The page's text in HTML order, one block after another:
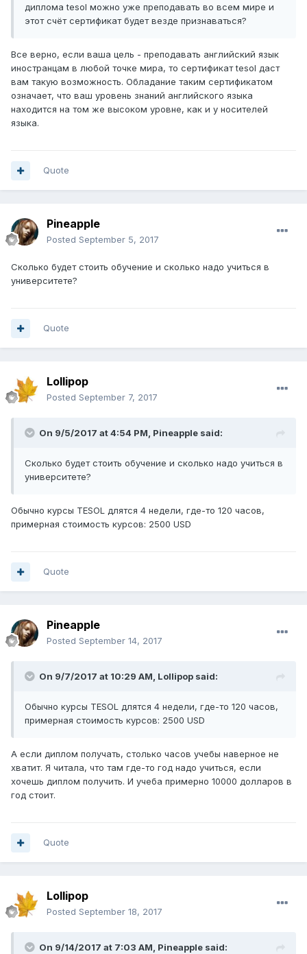
диплома tesol можно уже преподавать во всем мире и
этот счёт сертификат будет везде признаваться?
Все верно, если ваша цель - преподавать английский язык
иностранцам в любой точке мира, то сертификат tesol даст
вам такую возможность. Обладание таким сертификатом
означает, что ваш уровень знаний английского языка
находится на том же высоком уровне, как и у носителей
языка.
Quote
Pineapple
Posted September 5, 2017
Сколько будет стоить обучение и сколько надо учиться в
университете?
Quote
Lollipop
Posted September 7, 2017
On 9/5/2017 at 4:54 PM, Pineapple said:
Сколько будет стоить обучение и сколько надо учиться в
университете?
Обычно курсы TESOL длятся 4 недели, где-то 120 часов,
примерная стоимость курсов: 2500 USD
Quote
Pineapple
Posted September 14, 2017
On 9/7/2017 at 10:29 AM, Lollipop said:
Обычно курсы TESOL длятся 4 недели, где-то 120 часов,
примерная стоимость курсов: 2500 USD
А если диплом получать, столько часов учебы наверное не
хватит. Я читала, что там где-то год надо учиться, если
хочешь диплом получить. И учеба примерно 10000 долларов в
год стоит.
Quote
Lollipop
Posted September 18, 2017
On 9/14/2017 at 7:03 AM, Pineapple said: